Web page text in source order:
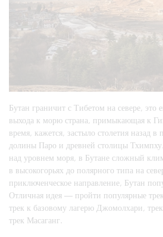
Бутан граничит с Тибетом на севере,
выхода к морю страна, примыкающая к
время, кажется, застыло столетия назад в
долины Паро и древней столицы
над уровнем моря, в Бутане сложный
в высокогорьях до полярного типа на
приключенческое направление, Бутан
Отличная идея — пройти популярные
трек к базовому лагерю Джомолхари,
трек Масаганг.